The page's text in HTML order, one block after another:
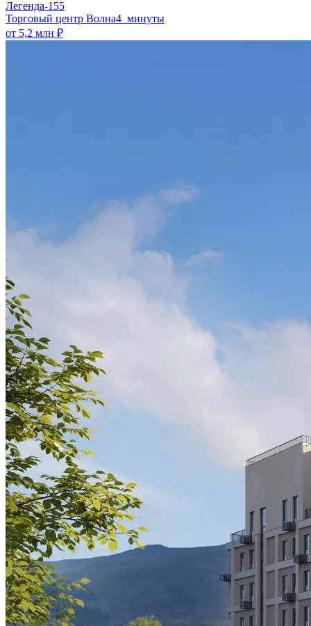
Легенда-155
​Торговый центр Волна4 минуты
от 5,2 млн ₽